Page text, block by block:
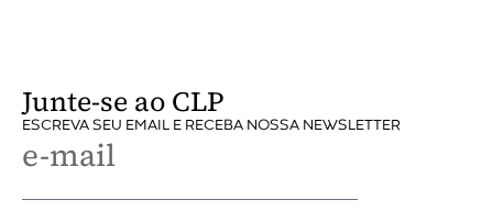
Junte-se ao CLP
ESCREVA SEU EMAIL E RECEBA NOSSA NEWSLETTER
e-mail